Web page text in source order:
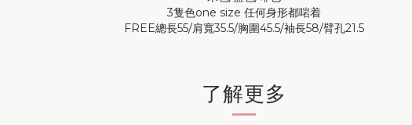
3隻色one size 任何身形都啱着
FREE總長55/肩寬35.5/胸圍45.5/袖長58/臂孔21.5
了解更多